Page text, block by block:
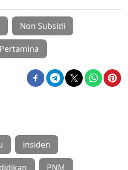
Non Subsidi
Pertamina
insiden
PNM